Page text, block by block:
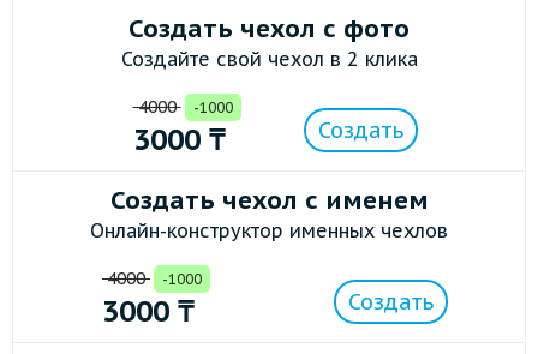
Создать чехол с фото
Создайте свой чехол в 2 клика
4000 -1000
3000 ₸ Создать
Создать чехол с именем
Онлайн-конструктор именных чехлов
4000 -1000
3000 ₸ Создать